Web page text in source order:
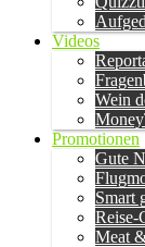
Videos
Wein
Promotionen
Gute
Smart
Reise-
Meat